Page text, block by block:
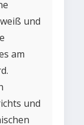
und
am
und